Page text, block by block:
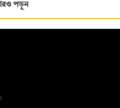
পড়ুন